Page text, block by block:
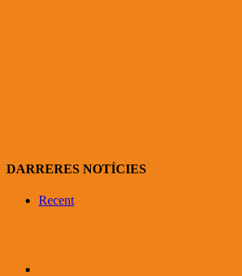
DARRERES NOTÍCIES
Recent